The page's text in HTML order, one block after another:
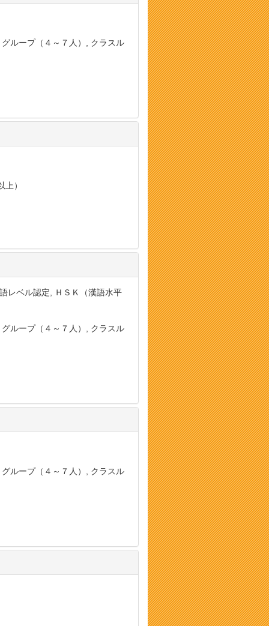
ループ（４～７人）, クラスル
）
レベル認定, ＨＳＫ（漢語水平
ループ（４～７人）, クラスル
ループ（４～７人）, クラスル